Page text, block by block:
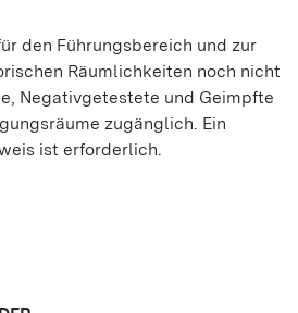
den Führungsbereich und zur
Räumlichkeiten noch nicht
Negativgetestete und Geimpfte
zugänglich. Ein
ist erforderlich.